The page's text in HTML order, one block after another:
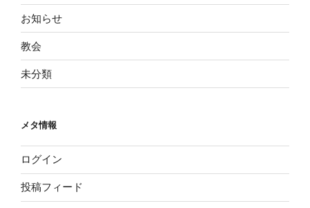
お知らせ
教会
未分類
メタ情報
ログイン
投稿フィード